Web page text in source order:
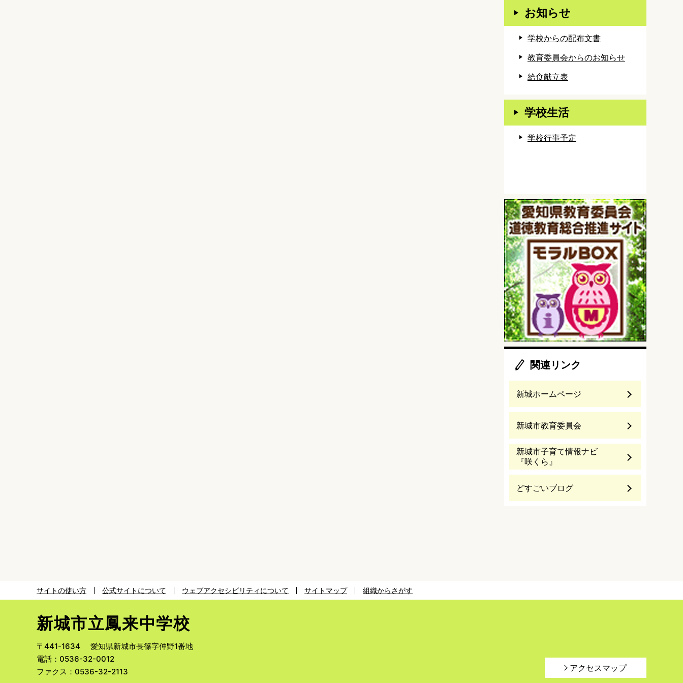
お知らせ
学校からの配布文書
教育委員会からのお知らせ
給食献立表
学校生活
学校行事予定
関連リンク
新城ホームページ
新城市教育委員会
新城市子育て情報ナビ
『咲くら』
どすごいブログ
サイトの使い方 公式サイトについて ウェブアクセシビリティについて サイトマップ 組織からさがす
新城市立鳳来中学校
〒441-1634
愛知県新城市長篠字仲野1番地
電話：0536-32-0012
ファクス：0536-32-2113
アクセスマップ